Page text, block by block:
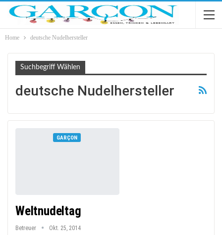
Home deutsche Nudelhersteller
Suchbegriff Wählen
deutsche Nudelhersteller
GARÇON
Weltnudeltag
Betreuer Okt. 25, 2014